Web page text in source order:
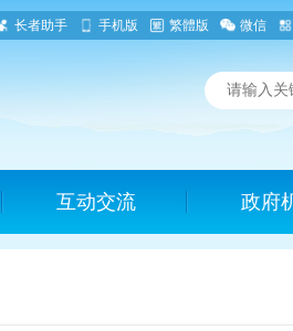
长者助手 手机版 繁體版 微信
互动交流 政府